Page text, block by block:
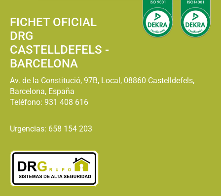
FICHET OFICIAL
DRG
CASTELLDEFELS -
BARCELONA
Av. de la Constitució, 97B, Local, 08860 Castelldefels,
Barcelona, España
Teléfono: 931 408 616
Urgencias: 658 154 203